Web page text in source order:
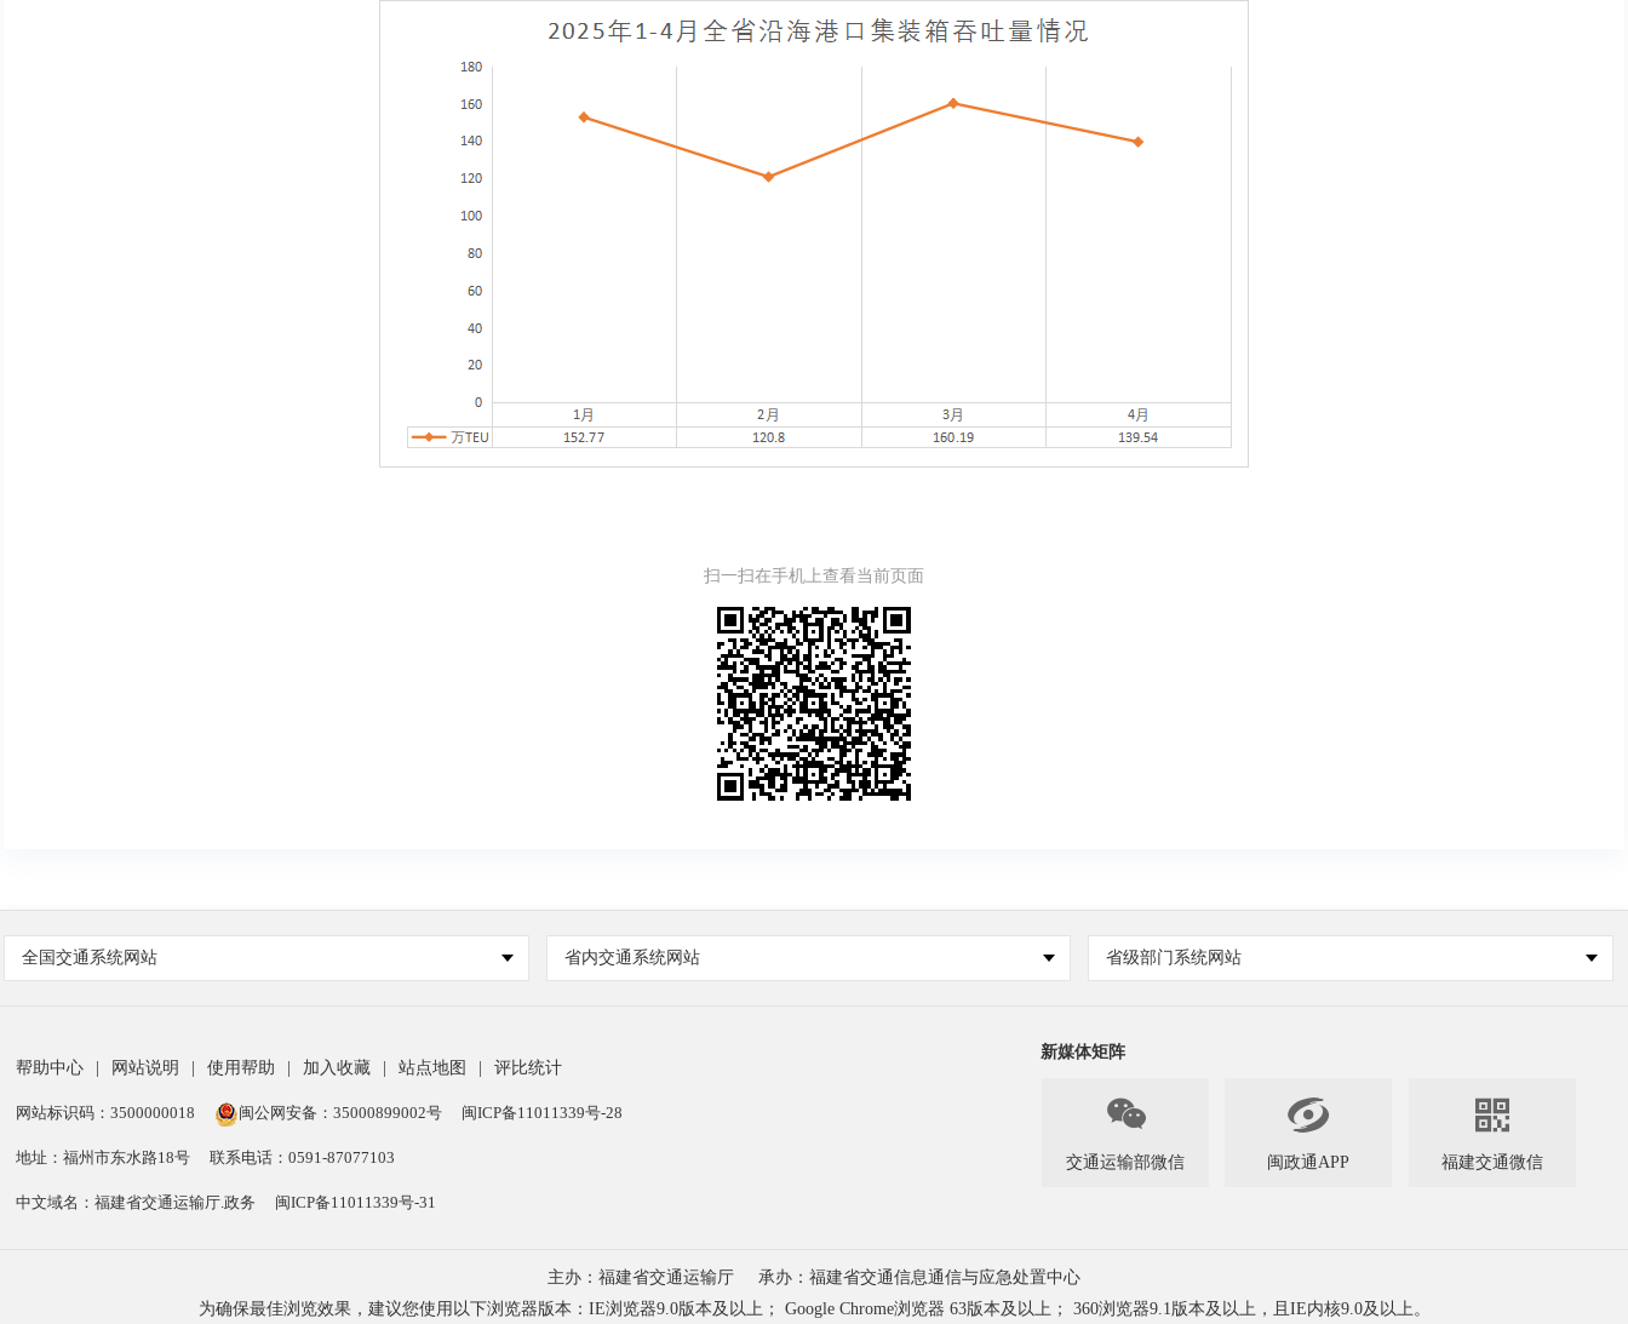
扫一扫在手机上查看当前页面
全国交通系统网站 省内交通系统网站 省级部门系统网站
帮助中心 网站说明 使用帮助 加入收藏 站点地图 评比统计
网站标识码：3500000018 闽公网安备：35000899002号 闽ICP备11011339号-28
地址：福州市东水路18号 联系电话：0591-87077103
中文域名：福建省交通运输厅.政务 闽ICP备11011339号-31
新媒体矩阵

交通运输部微信

闽政通APP

福建交通微信
主办：福建省交通运输厅
承办：福建省交通信息通信与应急处置中心
为确保最佳浏览效果，建议您使用以下浏览器版本：IE浏览器9.0版本及以上； Google Chrome浏览器 63版本及以上； 360浏览器9.1版本及以上，且IE内核9.0及以上。